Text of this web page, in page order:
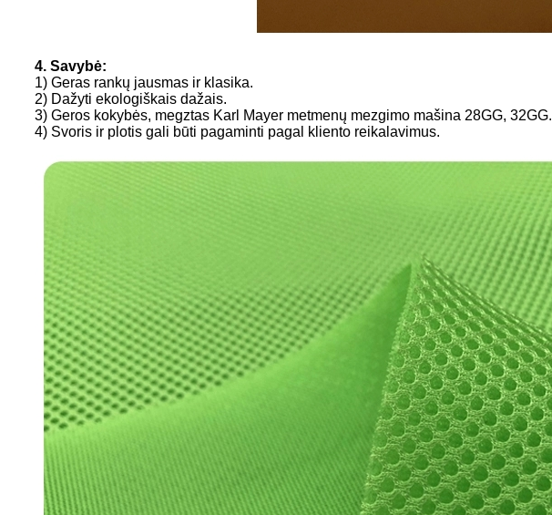
4. Savybė:
1) Geras rankų jausmas ir klasika.
2) Dažyti ekologiškais dažais.
3) Geros kokybės, megztas Karl Mayer metmenų mezgimo mašina 28GG, 32GG.
4) Svoris ir plotis gali būti pagaminti pagal kliento reikalavimus.